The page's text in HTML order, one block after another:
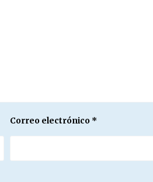
Correo electrónico *